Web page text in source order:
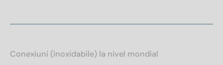
Conexiuni (inoxidabile) la nivel mondial